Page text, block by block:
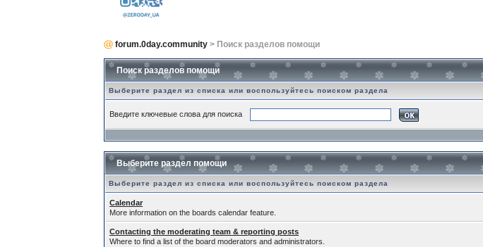
forum.0day.community > Поиск разделов помощи
Поиск разделов помощи
Выберите раздел из списка или воспользуйтесь поиском раздела
Введите ключевые слова для поиска
Выберите раздел помощи
Выберите раздел из списка или воспользуйтесь поиском раздела
Calendar
More information on the boards calendar feature.
Contacting the moderating team & reporting posts
Where to find a list of the board moderators and administrators.